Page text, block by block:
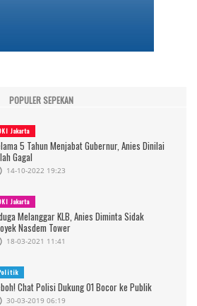
POPULER SEPEKAN
Jakarta
5 Tahun Menjabat Gubernur, Anies Dinilai
Gagal
14-10-2022 19:23
Jakarta
Melanggar KLB, Anies Diminta Sidak
Nasdem Tower
18-03-2021 11:41
Chat Polisi Dukung 01 Bocor ke Publik
30-03-2019 06:19